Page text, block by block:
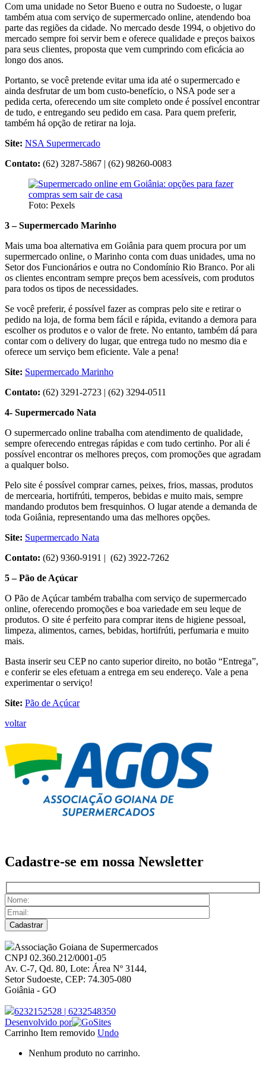
Com uma unidade no Setor Bueno e outra no Sudoeste, o lugar
também atua com serviço de supermercado online, atendendo boa
parte das regiões da cidade. No mercado desde 1994, o objetivo do
mercado sempre foi servir bem e oferece qualidade e preços baixos
para seus clientes, proposta que vem cumprindo com eficácia ao
longo dos anos.
Portanto, se você pretende evitar uma ida até o supermercado e
ainda desfrutar de um bom custo-benefício, o NSA pode ser a
pedida certa, oferecendo um site completo onde é possível encontrar
de tudo, e entregando seu pedido em casa. Para quem preferir,
também há opção de retirar na loja.
Site: NSA Supermercado
Contato: (62) 3287-5867 | (62) 98260-0083
Foto: Pexels
3 – Supermercado Marinho
Mais uma boa alternativa em Goiânia para quem procura por um
supermercado online, o Marinho conta com duas unidades, uma no
Setor dos Funcionários e outra no Condomínio Rio Branco. Por ali
os clientes encontram sempre preços bem acessíveis, com produtos
para todos os tipos de necessidades.
Se você preferir, é possível fazer as compras pelo site e retirar o
pedido na loja, de forma bem fácil e rápida, evitando a demora para
escolher os produtos e o valor de frete. No entanto, também dá para
contar com o delivery do lugar, que entrega tudo no mesmo dia e
oferece um serviço bem eficiente. Vale a pena!
Site: Supermercado Marinho
Contato: (62) 3291-2723 | (62) 3294-0511
4- Supermercado Nata
O supermercado online trabalha com atendimento de qualidade,
sempre oferecendo entregas rápidas e com tudo certinho. Por ali é
possível encontrar os melhores preços, com promoções que agradam
a qualquer bolso.
Pelo site é possível comprar carnes, peixes, frios, massas, produtos
de mercearia, hortifrúti, temperos, bebidas e muito mais, sempre
mandando produtos bem fresquinhos. O lugar atende a demanda de
toda Goiânia, representando uma das melhores opções.
Site: Supermercado Nata
Contato: (62) 9360-9191 | (62) 3922-7262
5 – Pão de Açúcar
O Pão de Açúcar também trabalha com serviço de supermercado
online, oferecendo promoções e boa variedade em seu leque de
produtos. O site é perfeito para comprar itens de higiene pessoal,
limpeza, alimentos, carnes, bebidas, hortifrúti, perfumaria e muito
mais.
Basta inserir seu CEP no canto superior direito, no botão “Entrega”,
e conferir se eles efetuam a entrega em seu endereço. Vale a pena
experimentar o serviço!
Site: Pão de Açúcar
voltar
Cadastre-se em nossa Newsletter
Associação Goiana de Supermercados
CNPJ 02.360.212/0001-05
Av. C-7, Qd. 80, Lote: Área Nº 3144,
Setor Sudoeste, CEP: 74.305-080
Goiânia - GO
6232152528 | 6232548350
Desenvolvido por
Carrinho Item removido Undo
Nenhum produto no carrinho.